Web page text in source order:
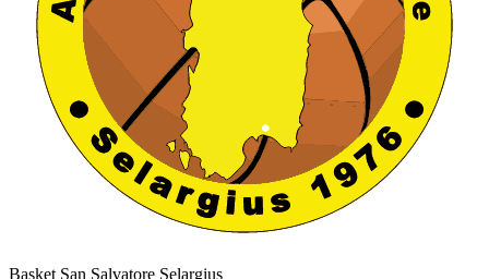
Basket San Salvatore Selargius